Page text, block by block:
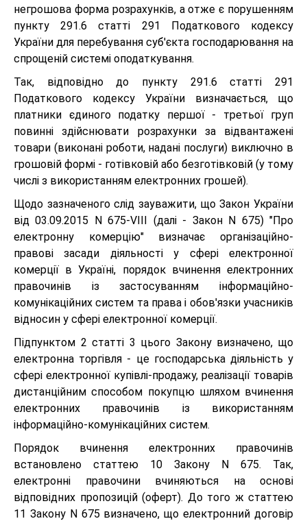
негрошова форма розрахунків, а отже є порушенням
пункту 291.6 статті 291 Податкового кодексу
України для перебування суб'єкта господарювання на
спрощеній системі оподаткування.
Так, відповідно до пункту 291.6 статті 291
Податкового кодексу України визначається, що
платники єдиного податку першої - третьої груп
повинні здійснювати розрахунки за відвантажені
товари (виконані роботи, надані послуги) виключно в
грошовій формі - готівковій або безготівковій (у тому
числі з використанням електронних грошей).
Щодо зазначеного слід зауважити, що Закон України
від 03.09.2015 N 675-VIII (далі - Закон N 675) "Про
електронну комерцію" визначає організаційно-
правові засади діяльності у сфері електронної
комерції в Україні, порядок вчинення електронних
правочинів із застосуванням інформаційно-
комунікаційних систем та права і обов'язки учасників
відносин у сфері електронної комерції.
Підпунктом 2 статті 3 цього Закону визначено, що
електронна торгівля - це господарська діяльність у
сфері електронної купівлі-продажу, реалізації товарів
дистанційним способом покупцю шляхом вчинення
електронних правочинів із використанням
інформаційно-комунікаційних систем.
Порядок вчинення електронних правочинів
встановлено статтею 10 Закону N 675. Так,
електронні правочини вчиняються на основі
відповідних пропозицій (оферт). До того ж статтею
11 Закону N 675 визначено, що електронний договір